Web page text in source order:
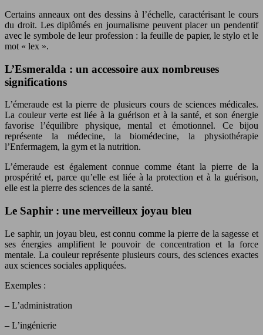
Certains anneaux ont des dessins à l’échelle, caractérisant le cours
du droit. Les diplômés en journalisme peuvent placer un pendentif
avec le symbole de leur profession : la feuille de papier, le stylo et le
mot « lex ».
L’Esmeralda : un accessoire aux nombreuses
significations
L’émeraude est la pierre de plusieurs cours de sciences médicales.
La couleur verte est liée à la guérison et à la santé, et son énergie
favorise l’équilibre physique, mental et émotionnel. Ce bijou
représente la médecine, la biomédecine, la physiothérapie
l’Enfermagem, la gym et la nutrition.
L’émeraude est également connue comme étant la pierre de la
prospérité et, parce qu’elle est liée à la protection et à la guérison,
elle est la pierre des sciences de la santé.
Le Saphir : une merveilleux joyau bleu
Le saphir, un joyau bleu, est connu comme la pierre de la sagesse et
ses énergies amplifient le pouvoir de concentration et la force
mentale. La couleur représente plusieurs cours, des sciences exactes
aux sciences sociales appliquées.
Exemples :
– L’administration
– L’ingénierie